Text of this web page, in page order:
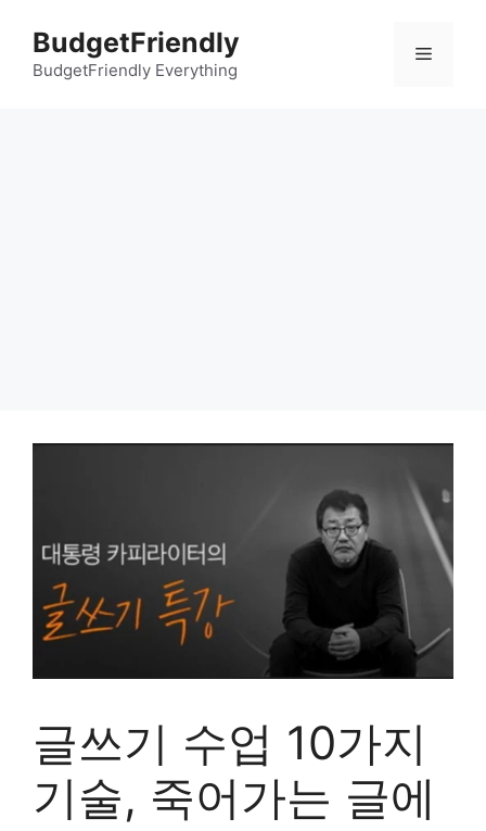
BudgetFriendly
BudgetFriendly Everything
메
글쓰기 수업 10가지
기술, 죽어가는 글에